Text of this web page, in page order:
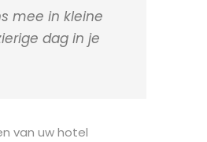
mee in kleine
dag in je
van uw hotel